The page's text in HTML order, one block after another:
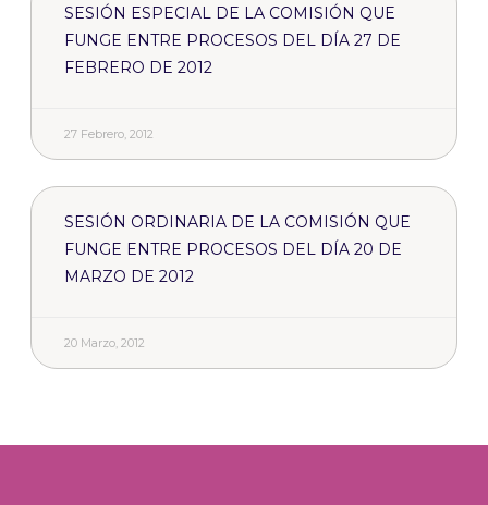
SESIÓN ESPECIAL DE LA COMISIÓN QUE
FUNGE ENTRE PROCESOS DEL DÍA 27 DE
FEBRERO DE 2012
27 Febrero, 2012
SESIÓN ORDINARIA DE LA COMISIÓN QUE
FUNGE ENTRE PROCESOS DEL DÍA 20 DE
MARZO DE 2012
20 Marzo, 2012